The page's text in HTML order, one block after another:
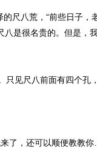
八荒，“前些日子，
是很名贵的。但是，
见尺八前面有四个孔
来了，还可以顺便教教